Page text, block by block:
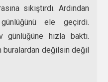
sıkıştırdı. Ardından
ele geçirdi.
günlüğüne hızla baktı.
buralardan değilsin değil